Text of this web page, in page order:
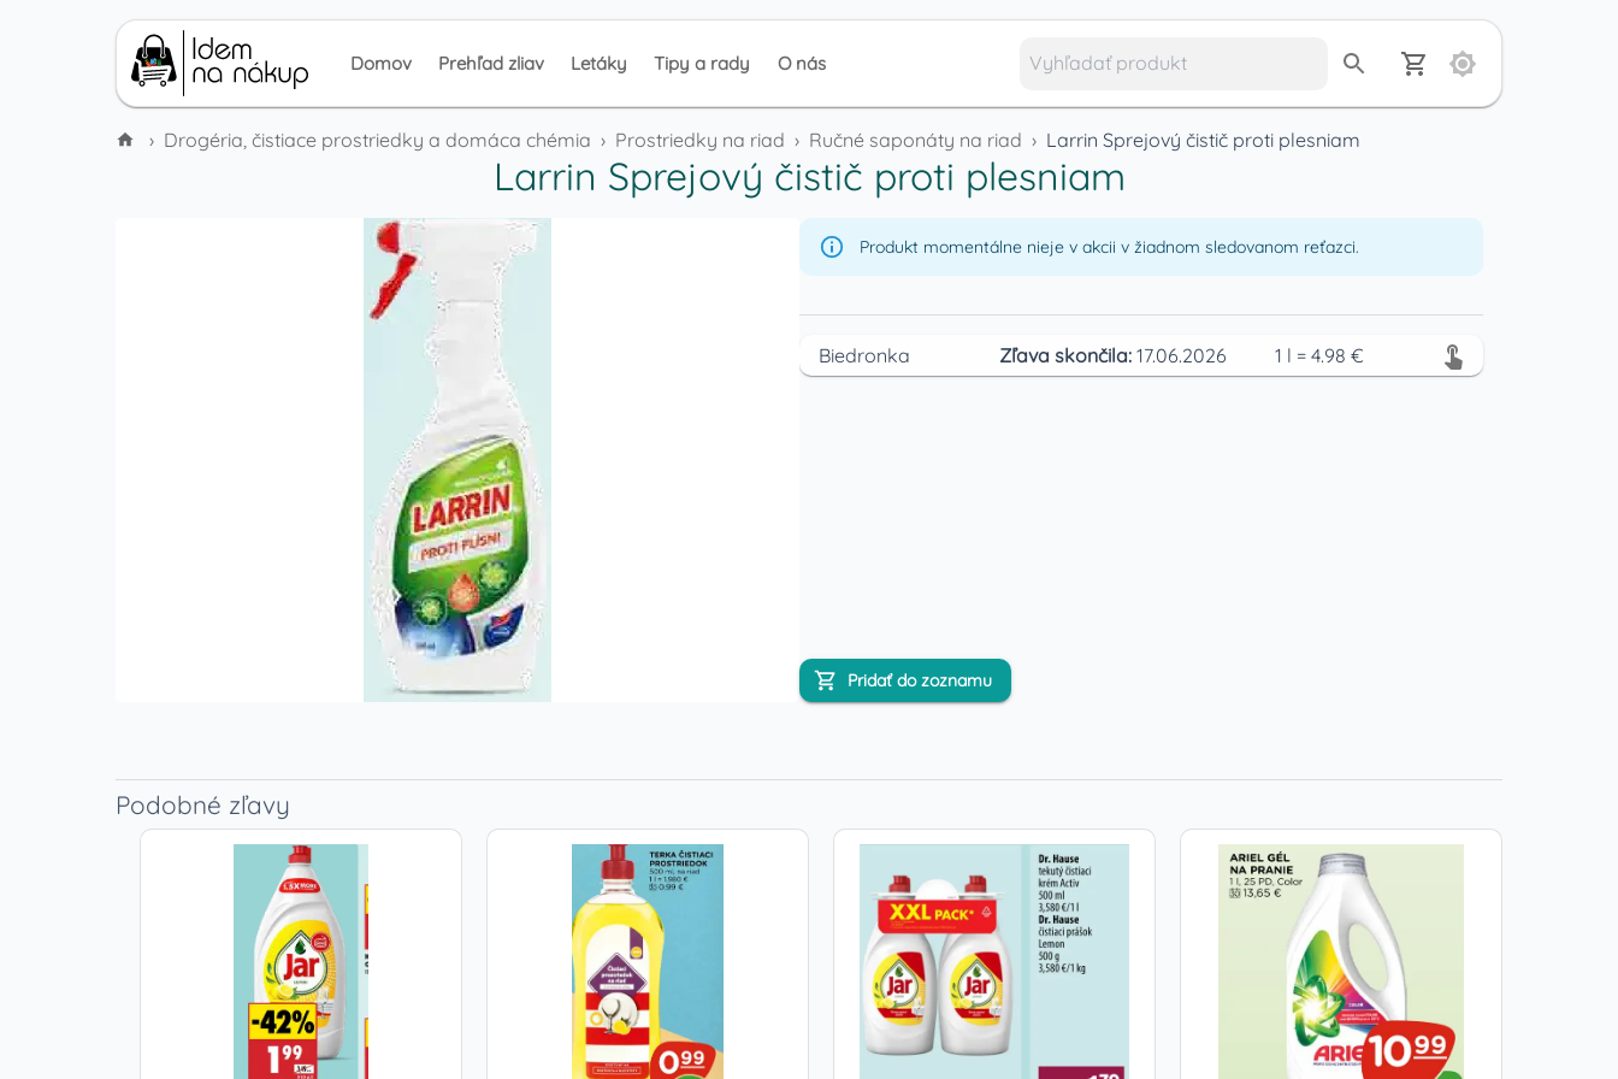
Domov Prehľad zliav Letáky Tipy a rady O nás
› Drogéria, čistiace prostriedky a domáca chémia › Prostriedky na riad › Ručné saponáty na riad › Larrin Sprejový čistič proti plesniam
Larrin Sprejový čistič proti plesniam
Produkt momentálne nieje v akcii v žiadnom sledovanom reťazci.
Biedronka Zľava skončila: 17.06.2026 1 l = 4.98 €
Pridať do zoznamu
Podobné zľavy